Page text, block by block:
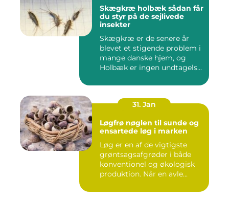
Skægkræ holbæk sådan får
du styr på de sejlivede
insekter
Skægkræ er de senere år
blevet et stigende problem i
mange danske hjem, og
Holbæk er ingen undtagels...
31. Jan
Løgfrø nøglen til sunde og
ensartede løg i marken
Løg er en af de vigtigste
grøntsagsafgrøder i både
konventionel og økologisk
produktion. Når en avle...